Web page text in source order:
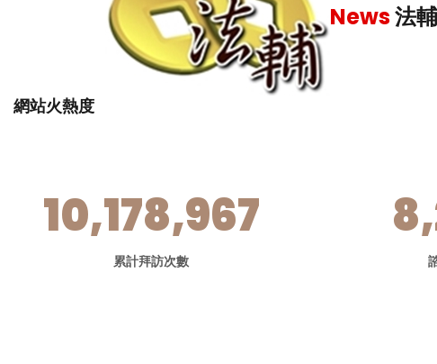
News法
網站火熱度
10,178,967
累計拜訪次數